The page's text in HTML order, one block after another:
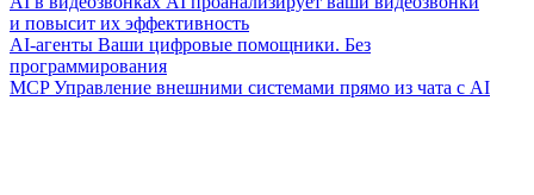
и повысит их эффективность
AI-агенты Ваши цифровые помощники. Без
программирования
MCP Управление внешними системами прямо из чата с AI